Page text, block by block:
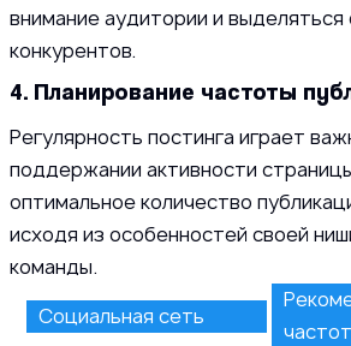
внимание аудитории и выделяться
конкурентов.
4. Планирование частоты
Регулярность постинга играет
поддержании активности
оптимальное количество
исходя из особенностей своей
команды.
Социальная сеть